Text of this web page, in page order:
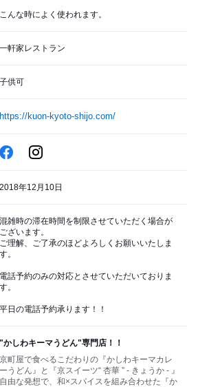
こんな時によく使われます。
一軒家レストラン
子供可
https://kuon-kyoto-shijo.com/
2018年12月10日
混雑時の滞在時間を制限させていただく場合が
ございます。
ご理解、ご了承のほどよろしくお願いいたしま
す。
電話予約のみの対応とさせていただいておりま
す。
平日の電話予約承ります！！
"かしわキーマうどん"専門店！！
京町屋で食べるこだわりの『かしわキーマカレ
ーうどん』と『京スイーツ“ 杏華 ” - きょうか - 』
自由な発想で、和×スパイスを組み合わせた『か